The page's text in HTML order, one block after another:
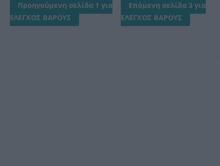
Προηγούμενη σελίδα 1 για
ΕΛΕΓΧΟΣ ΒΑΡΟΥΣ
Επόμενη σελίδα 3 για
ΕΛΕΓΧΟΣ ΒΑΡΟΥΣ